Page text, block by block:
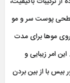
سطحی پوست سر و مو
موها برای مدت
امر زیبایی و
بیس با از بین بردن